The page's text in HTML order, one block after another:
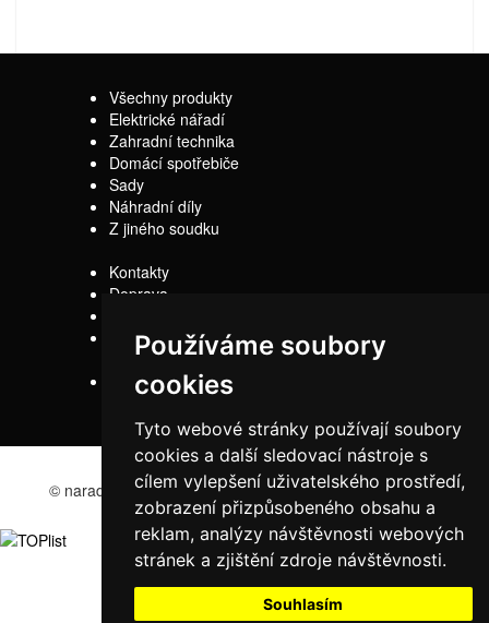
Používáme soubory
cookies
Tyto webové stránky používají soubory
cookies a další sledovací nástroje s
cílem vylepšení uživatelského prostředí,
zobrazení přizpůsobeného obsahu a
reklam, analýzy návštěvnosti webových
stránek a zjištění zdroje návštěvnosti.
Souhlasím
Všechny produkty
Elektrické nářadí
Zahradní technika
Domácí spotřebiče
Sady
Náhradní díly
Z jiného soudku
Kontakty
Doprava
Obchodní
podmínky
Reklamační řád
© naradi-bd.cz 2016